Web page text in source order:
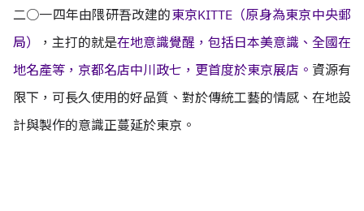
二○一四年由隈研吾改建的東京KITTE（原身為東京中央郵
局）
，主打的就是在地意識覺醒，包括日本美意識、全國在
地名產等，京都名店中川政七，更首度於東京展店。 資源有
限下，可長久使用的好品質、對於傳統工藝的情感、在地設
計與製作的意識正蔓延於東京。